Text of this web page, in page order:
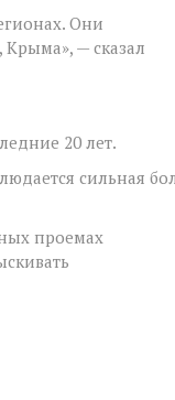
Они
Крыма», — сказал
20 лет.
сильная
проемах